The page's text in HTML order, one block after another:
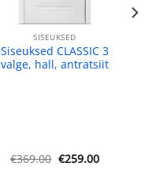
SISEUKSED
Siseuksed CLASSIC 3
valge, hall, antratsiit
€369.00 Algne
€259.00